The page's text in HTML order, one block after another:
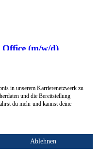
(m/w/d)
(m/w/d)
in unserem Karrierenetzwerk zu
und die Bereitstellung
du mehr und kannst deine
Ablehnen